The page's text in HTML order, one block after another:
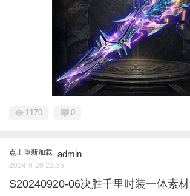
1170 0
点击重新加载 admin
2024-9-20 22:35
S20240920-06决胜千里时装一体素材